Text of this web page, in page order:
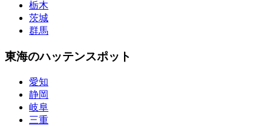
栃木
茨城
群馬
東海のハッテンスポット
愛知
静岡
岐阜
三重